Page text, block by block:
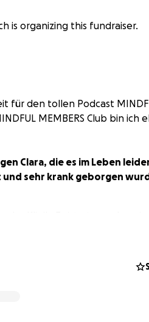
is organizing this fundraiser.
für den tollen Podcast
MEMBERS Club bin ich
Clara, die es im Leben
sehr krank geborgen
der Klinik. Es ist etwas, das wir